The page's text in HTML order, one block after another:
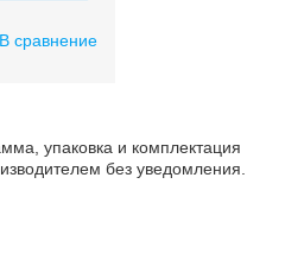
В сравнение
упаковка и комплектация
без уведомления.